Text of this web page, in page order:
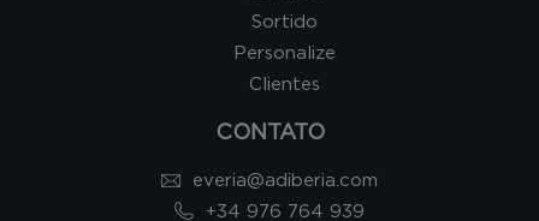
Sortido
Personalize
Clientes
CONTATO
everia@adiberia.com
+34 976 764 939